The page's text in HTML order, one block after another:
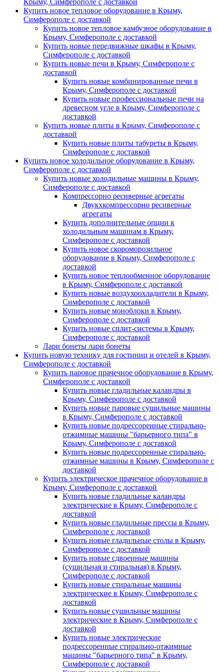
Крыму, Симферополе с доставкой
Купить новое тепловое оборудование в Крыму,
Симферополе с доставкой
Купить новое тепловое камбузное оборудование в
Крыму, Симферополе с доставкой
Купить новые передвижные шкафы в Крыму,
Симферополе с доставкой
Купить новые печи в Крыму, Симферополе с
доставкой
Купить новые комбинированные печи в
Крыму, Симферополе с доставкой
Купить новые профессиональные печи на
древесном угле в Крыму, Симферополе с
доставкой
Купить новые плиты в Крыму, Симферополе с
доставкой
Купить новые плиты табуреты в Крыму,
Симферополе с доставкой
Купить новое холодильное оборудование в Крыму,
Симферополе с доставкой
Купить новые холодильные машины в Крыму,
Симферополе с доставкой
Компрессорно ресиверные агрегаты
Двукхкомпрессорно ресиверные
агрегаты
Купить дополнительные опции к
холодильным машинам в Крыму,
Симферополе с доставкой
Купить новое скороморозильное
оборудование в Крыму, Симферополе с
доставкой
Купить новое теплообменное оборудование
в Крыму, Симферополе с доставкой
Купить новые воздухоохладители в Крыму,
Симферополе с доставкой
Купить новые моноблоки в Крыму,
Симферополе с доставкой
Купить новые сплит-системы в Крыму,
Симферополе с доставкой
Лари бонеты лари бонеты
Купить новую технику для гостиниц и отелей в Крыму,
Симферополе с доставкой
Купить паровое прачечное оборудование в Крыму,
Симферополе с доставкой
Купить новые гладильные каландры в
Крыму, Симферополе с доставкой
Купить новые паровые сушильные машины
в Крыму, Симферополе с доставкой
Купить новые подрессоренные стирально-
отжимные машины "барьерного типа" в
Крыму, Симферополе с доставкой
Купить новые подрессоренные стирально-
отжимные машины в Крыму, Симферополе с
доставкой
Купить электрическое прачечное оборудование в
Крыму, Симферополе с доставкой
Купить новые гладильные каландры
электрические в Крыму, Симферополе с
доставкой
Купить новые гладильные прессы в Крыму,
Симферополе с доставкой
Купить новые гладильные столы в Крыму,
Симферополе с доставкой
Купить новые сдвоенные машины
(сушильная и стиральная) в Крыму,
Симферополе с доставкой
Купить новые стиральные машины
электрические в Крыму, Симферополе с
доставкой
Купить новые сушильные машины
электрические в Крыму, Симферополе с
доставкой
Купить новые электрические
подрессоренные стирально-отжимные
машины "барьерного типа" в Крыму,
Симферополе с доставкой